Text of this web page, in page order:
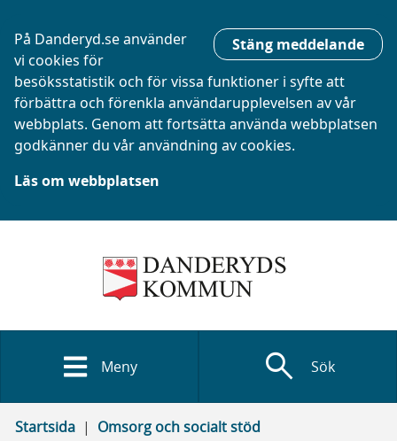
Stäng meddelande
På Danderyd.se använder
vi cookies för
besöksstatistik och för vissa funktioner i syfte att
förbättra och förenkla användarupplevelsen av vår
webbplats. Genom att fortsätta använda webbplatsen
godkänner du vår användning av cookies.
Läs om webbplatsen
Meny search Sök
Startsida
Omsorg och socialt stöd